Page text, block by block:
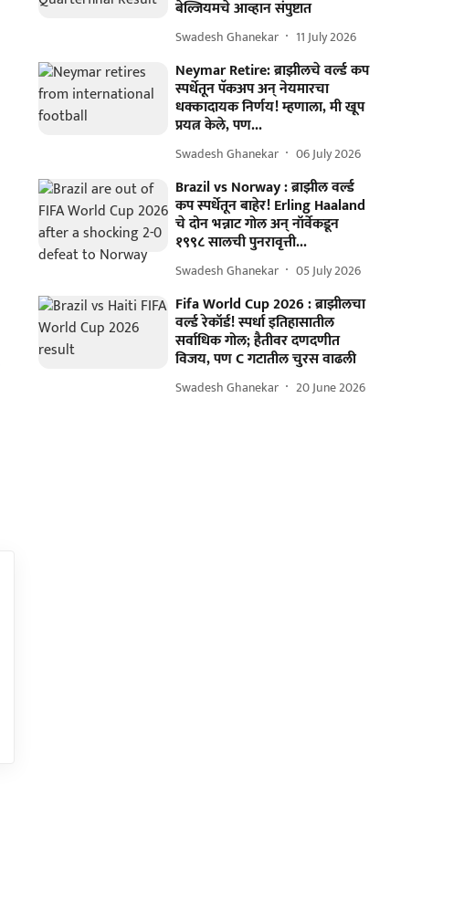
बेल्जियमचे आव्हान संपुष्टात
Swadesh Ghanekar 11 July 2026
Neymar Retire: ब्राझीलचे वर्ल्ड कप
स्पर्धेतून पॅकअप अन् नेयमारचा
धक्कादायक निर्णय! म्हणाला, मी खूप
प्रयत्न केले, पण...
Swadesh Ghanekar 06 July 2026
Brazil vs Norway : ब्राझील वर्ल्ड
कप स्पर्धेतून बाहेर! Erling Haaland
चे दोन भन्नाट गोल अन् नॉर्वेकडून
१९९८ सालची पुनरावृत्ती...
Swadesh Ghanekar 05 July 2026
Fifa World Cup 2026 : ब्राझीलचा
वर्ल्ड रेकॉर्ड! स्पर्धा इतिहासातील
सर्वाधिक गोल; हैतीवर दणदणीत
विजय, पण C गटातील चुरस वाढली
Swadesh Ghanekar 20 June 2026